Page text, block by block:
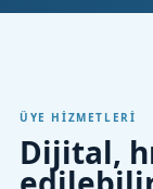
ÜYE HIZMETLERI
Dijital,